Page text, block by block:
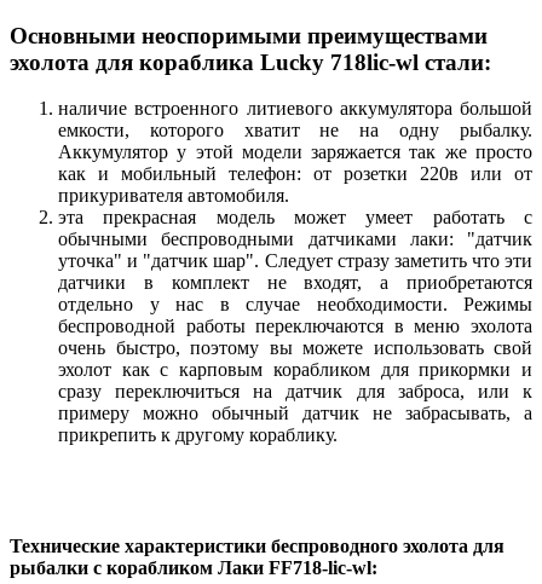
Основными неоспоримыми преимуществами
эхолота для кораблика Lucky 718lic-wl стали:
наличие встроенного литиевого аккумулятора большой
емкости, которого хватит не на одну рыбалку.
Аккумулятор у этой модели заряжается так же просто
как и мобильный телефон: от розетки 220в или от
прикуривателя автомобиля.
эта прекрасная модель может умеет работать с
обычными беспроводными датчиками лаки: "датчик
уточка" и "датчик шар". Следует стразу заметить что эти
датчики в комплект не входят, а приобретаются
отдельно у нас в случае необходимости. Режимы
беспроводной работы переключаются в меню эхолота
очень быстро, поэтому вы можете использовать свой
эхолот как с карповым корабликом для прикормки и
сразу переключиться на датчик для заброса, или к
примеру можно обычный датчик не забрасывать, а
прикрепить к другому кораблику.
Технические характеристики беспроводного эхолота для
рыбалки с корабликом Лаки FF718-lic-wl: